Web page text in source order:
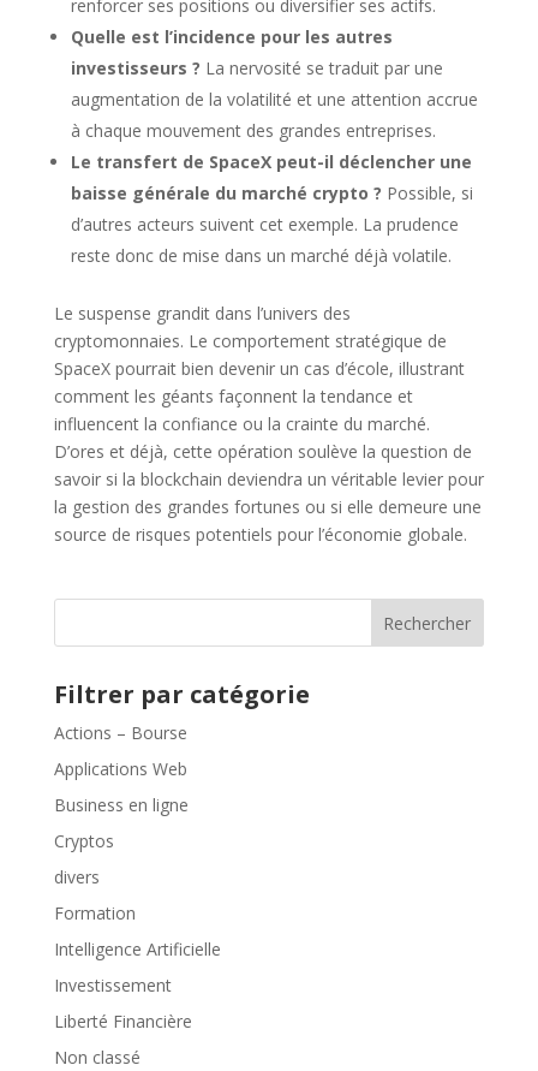
renforcer ses positions ou diversifier ses actifs.
Quelle est l’incidence pour les autres
investisseurs ? La nervosité se traduit par une
augmentation de la volatilité et une attention accrue
à chaque mouvement des grandes entreprises.
Le transfert de SpaceX peut-il déclencher une
baisse générale du marché crypto ? Possible, si
d’autres acteurs suivent cet exemple. La prudence
reste donc de mise dans un marché déjà volatile.
Le suspense grandit dans l’univers des
cryptomonnaies. Le comportement stratégique de
SpaceX pourrait bien devenir un cas d’école, illustrant
comment les géants façonnent la tendance et
influencent la confiance ou la crainte du marché.
D’ores et déjà, cette opération soulève la question de
savoir si la blockchain deviendra un véritable levier pour
la gestion des grandes fortunes ou si elle demeure une
source de risques potentiels pour l’économie globale.
Rechercher
Filtrer par catégorie
Actions – Bourse
Applications Web
Business en ligne
Cryptos
divers
Formation
Intelligence Artificielle
Investissement
Liberté Financière
Non classé